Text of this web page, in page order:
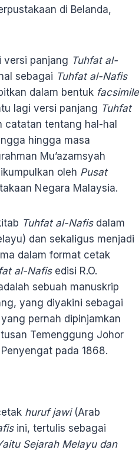
di Belanda,
versi panjang Tuhfat al-
sebagai Tuhfat al-Nafis
dalam bentuk facsimile
lagi versi panjang Tuhfat
catatan tentang hal-hal
hingga masa
Mu’azamsyah
oleh Pusat
Negara Malaysia.
Tuhfat al-Nafis dalam
dan sekaligus menjadi
dalam format cetak
al-Nafisedisi R.O.
sebuah manuskrip
yang diyakini sebagai
pernah dipinjamkan
Temenggung Johor
pada 1868.
huruf jawi(Arab
ini, tertulis sebagai
Sejarah Melayu dan